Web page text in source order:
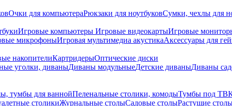
Очки для компьютераРюкзаки для ноутбуковСумки, чехлы для
Игровые компьютеры Игровые видеокартыИгровые
микрофоныИгровая мультимедиа акустикаАксессуары для
накопителиКартридерыОптические диски
уголки, диваныДиваны модульныеДетские диваныДиваны
тумбы для ваннойПеленальные столики, комодыТумбы под ТВ
столикиЖурнальные столыСадовые столыРастущие